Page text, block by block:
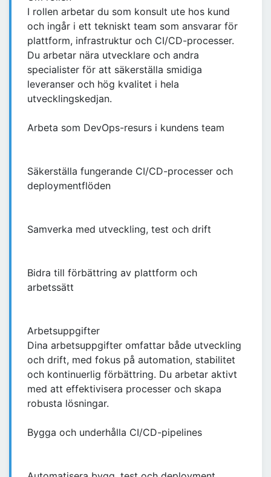
I rollen arbetar du som konsult ute hos kund
och ingår i ett tekniskt team som ansvarar för
plattform, infrastruktur och CI/CD-processer.
Du arbetar nära utvecklare och andra
specialister för att säkerställa smidiga
leveranser och hög kvalitet i hela
utvecklingskedjan.
Arbeta som DevOps-resurs i kundens team
Säkerställa fungerande CI/CD-processer och
deploymentflöden
Samverka med utveckling, test och drift
Bidra till förbättring av plattform och
arbetssätt
Arbetsuppgifter
Dina arbetsuppgifter omfattar både utveckling
och drift, med fokus på automation, stabilitet
och kontinuerlig förbättring. Du arbetar aktivt
med att effektivisera processer och skapa
robusta lösningar.
Bygga och underhålla CI/CD-pipelines